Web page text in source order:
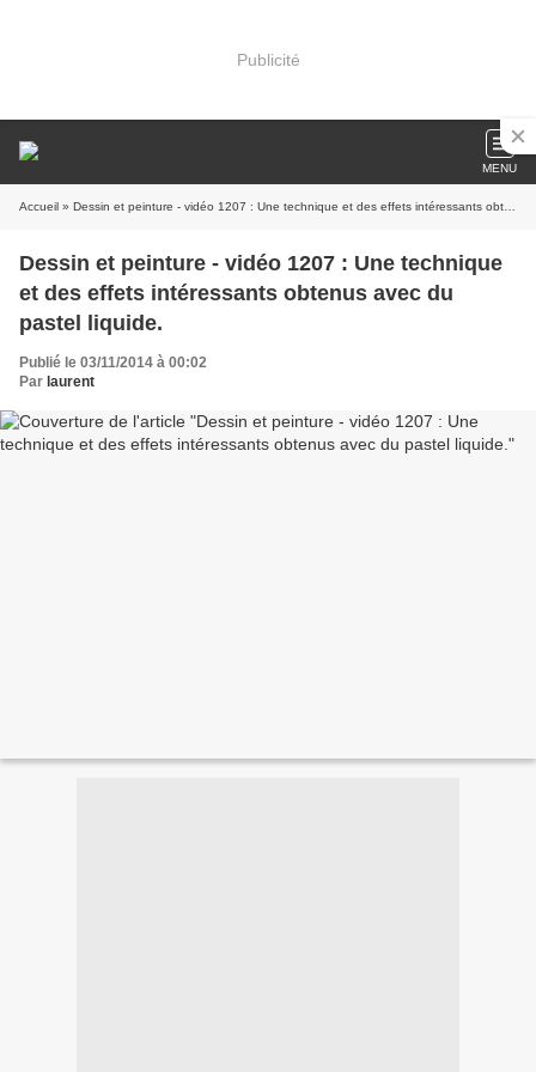
Publicité
MENU
Accueil » Dessin et peinture - vidéo 1207 : Une technique et des effets intéressants obtenus avec du pastel liquide.
Dessin et peinture - vidéo 1207 : Une technique
et des effets intéressants obtenus avec du
pastel liquide.
Publié le 03/11/2014 à 00:02
Par laurent